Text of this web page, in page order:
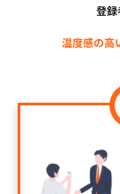
登録
温度感の高